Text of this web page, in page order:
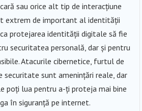
sau orice alt tip de interacțiune
extrem de important al identității
protejarea identității digitale să fie
securitatea personală, dar și pentru
Atacurile cibernetice, furtul de
securitate sunt amenințări reale, dar
poți lua pentru a-ți proteja mai bine
în siguranță pe internet.